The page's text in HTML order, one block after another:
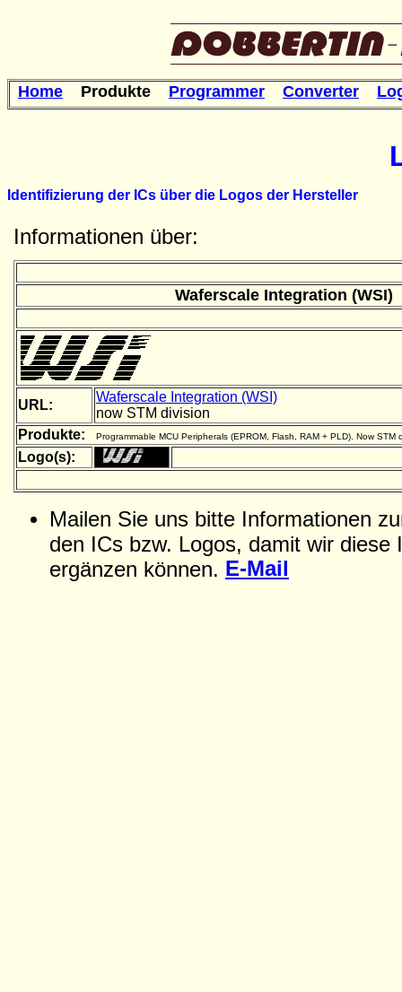
Home Produkte Programmer Converter
Identifizierung der ICs über die Logos der Hersteller
Informationen über:
Waferscale Integration (WSI)
URL:
Waferscale Integration (WSI)
now STM division
Produkte:
Programmable MCU Peripherals (EPROM, Flash, RAM + PLD). Now STM
Logo(s):
Mailen Sie uns bitte Informationen
den ICs bzw. Logos, damit wir diese
ergänzen können. E-Mail